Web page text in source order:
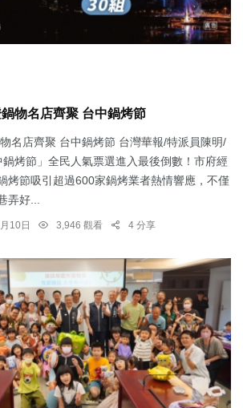
物名店齊聚 台中鍋烤節
名店齊聚 台中鍋烤節 台灣華報/特派員陳明/
烤節」全民人氣票選進入最後倒數！市府經
烤節吸引超過600家鍋烤業者熱情響應，不僅
弄好...
10日 3,946 觀看 4 分享